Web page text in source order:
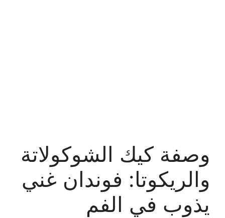
وصفة كيك الشوكولاتة
والريكوتا: فوندان غني
يذوب في الفم